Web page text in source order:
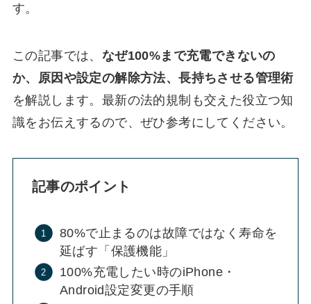
す。
この記事では、 なぜ100%まで充電できないの
か、原因や設定の解除方法、長持ちさせる管理術
を解説します。最新の法的規制も交えた役立つ知
識をお伝えするので、ぜひ参考にしてください。
記事のポイント
80%で止まるのは故障ではなく寿命を
延ばす「保護機能」
100%充電したい時のiPhone・
Android設定変更の手順